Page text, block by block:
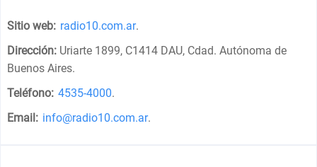
Sitio web: radio10.com.ar.
Dirección: Uriarte 1899, C1414 DAU, Cdad. Autónoma de
Buenos Aires.
Teléfono: 4535-4000.
Email: info@radio10.com.ar.